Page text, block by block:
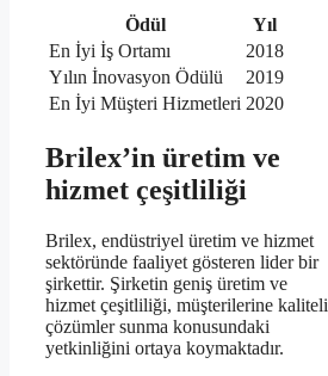
Ödül
Yıl
En İyi İş Ortamı
2018
Yılın İnovasyon Ödülü
2019
En İyi Müşteri Hizmetleri 2020
Brilex’in üretim ve
hizmet çeşitliliği
Brilex, endüstriyel üretim ve hizmet
sektöründe faaliyet gösteren lider bir
şirkettir. Şirketin geniş üretim ve
hizmet çeşitliliği, müşterilerine kaliteli
çözümler sunma konusundaki
yetkinliğini ortaya koymaktadır.